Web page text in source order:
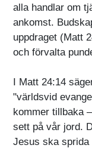
alla handlar om
ankomst.
uppdraget (Matt
och förvalta
I Matt 24:14
"världsvid
kommer tillbaka
sett på vår jord.
Jesus ska